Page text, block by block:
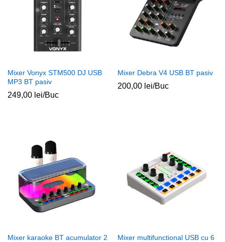
Mixer Vonyx STM500 DJ USB
MP3 BT pasiv
249,00 lei/Buc
Mixer Debra V4 USB BT pasiv
200,00 lei/Buc
Mixer karaoke BT acumulator 2
Mixer multifunctional USB cu 6